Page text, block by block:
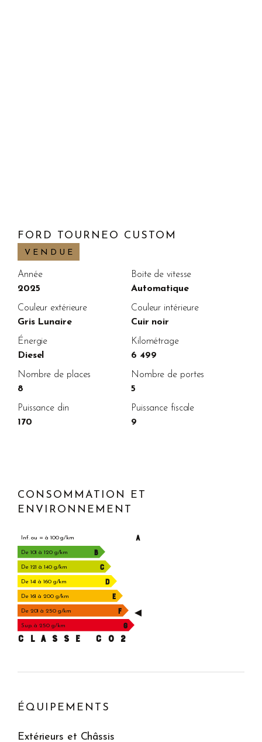
FORD TOURNEO CUSTOM
VENDUE
Année
2025
Boite de vitesse
Automatique
Couleur extérieure
Gris Lunaire
Couleur intérieure
Cuir noir
Énergie
Diesel
Kilométrage
6 499
Nombre de places
8
Nombre de portes
5
Puissance din
170
Puissance fiscale
9
CONSOMMATION ET
ENVIRONNEMENT
Inf. ou = à 100 g/km A
De 101 à 120 g/km B
De 121 à 140 g/km C
De 141 à 160 g/km D
De 161 à 200 g/km E
De 201 à 250 g/km F
Sup. à 250 g/km G
CLASSE C02
ÉQUIPEMENTS
Extérieurs et Châssis